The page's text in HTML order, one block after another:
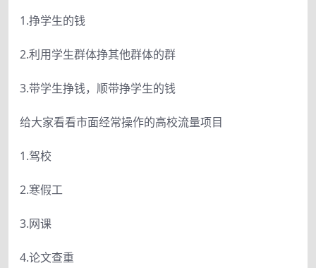
1.挣学生的钱
2.利用学生群体挣其他群体的群
3.带学生挣钱，顺带挣学生的钱
给大家看看市面经常操作的高校流量项目
1.驾校
2.寒假工
3.网课
4.论文查重